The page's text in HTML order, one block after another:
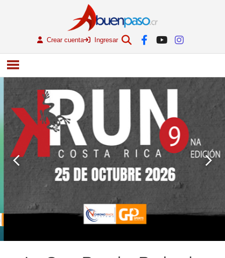
Crear cuenta Ingresar